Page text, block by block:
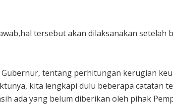
tersebut akan dilaksanakan setelah
Gubernur, tentang perhitungan kerugian
kita lengkapi dulu beberapa catatan
ada yang belum diberikan oleh pihak